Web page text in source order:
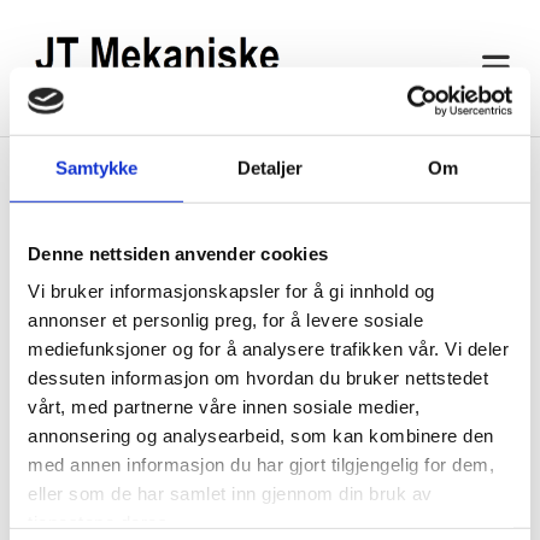
Samtykke Detaljer Om
Denne nettsiden anvender cookies
Vi bruker informasjonskapsler for å gi innhold og
annonser et personlig preg, for å levere sosiale
mediefunksjoner og for å analysere trafikken vår. Vi deler
dessuten informasjon om hvordan du bruker nettstedet
vårt, med partnerne våre innen sosiale medier,
annonsering og analysearbeid, som kan kombinere den
med annen informasjon du har gjort tilgjengelig for dem,
eller som de har samlet inn gjennom din bruk av
Penserekke
Utsnittet over viser eksempel på penserekke levert til kunde for
montering inn til eksisterende hengebaner.